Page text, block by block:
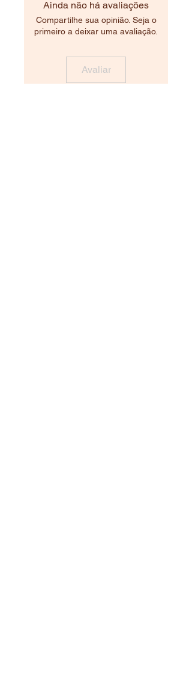
Ainda não há avaliações
Compartilhe sua opinião. Seja o
primeiro a deixar uma avaliação.
Avaliar